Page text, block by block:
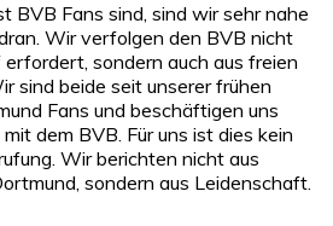
BVB Fans sind, sind wir sehr nahe
Wir verfolgen den BVB nicht
sondern auch aus freien
sind beide seit unserer frühen
Fans und beschäftigen uns
dem BVB. Für uns ist dies kein
Wir berichten nicht aus
sondern aus Leidenschaft.